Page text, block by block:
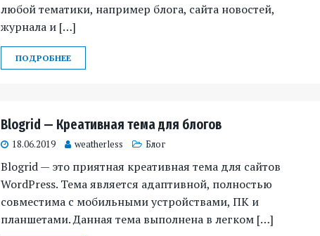
любой тематики, например блога, сайта новостей,
журнала и […]
ПОДРОБНЕЕ
Blogrid — Креативная тема для блогов
18.06.2019 weatherless Блог
Blogrid — это приятная креативная тема для сайтов
WordPress. Тема является адаптивной, полностью
совместима с мобильными устройствами, ПК и
планшетами. Данная тема выполнена в легком […]